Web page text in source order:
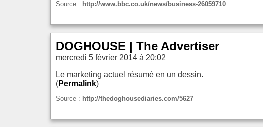
Source : http://www.bbc.co.uk/news/business-26059710
DOGHOUSE | The Advertiser
mercredi 5 février 2014 à 20:02
Le marketing actuel résumé en un dessin.
(Permalink)
Source : http://thedoghousediaries.com/5627